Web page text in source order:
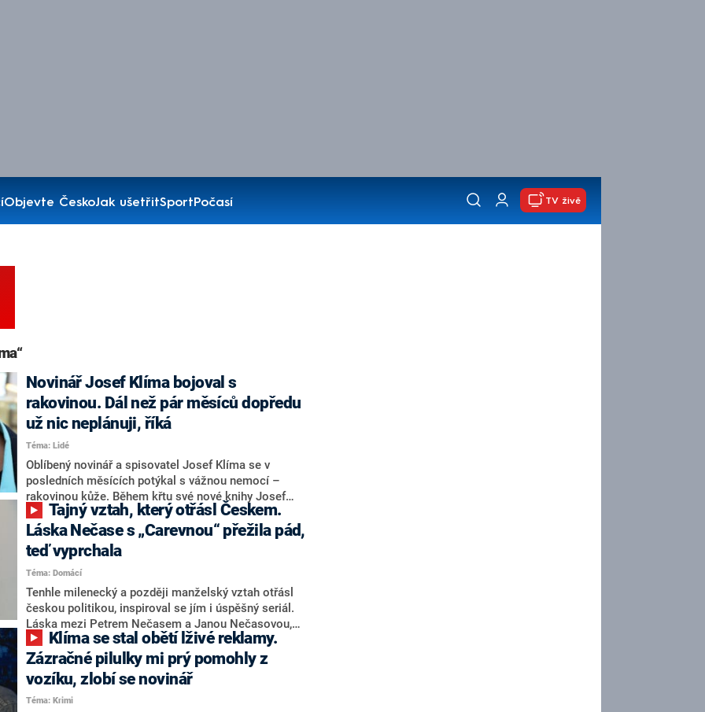
Objevte ČeskoJak ušetřitSportPočasí TV živě
Novinář Josef Klíma bojoval s
rakovinou. Dál než pár měsíců dopředu
už nic neplánuji, říká
Téma: Lidé
Oblíbený novinář a spisovatel Josef Klíma se v
posledních měsících potýkal s vážnou nemocí –
rakovinou kůže. Během křtu své nové knihy Josef
Klíma: Tváří v tvář zločinu to prozradil webu Blesk.
Nyní by měl být naštěstí v remisi, ale strach o zdraví v
novináři přetrvává.
Láska Nečase s „Carevnou“ přežila pád,
teď vyprchala
Téma: Domácí
Tenhle milenecký a později manželský vztah otřásl
českou politikou, inspiroval se jím i úspěšný seriál.
Láska mezi Petrem Nečasem a Janou Nečasovou,
původně Nagyovou, ale po dvaceti letech vyprchala.
Poté, co pár přetrpěl dlouhá soudní martyria,
Nečasová oznámila, že se rozvádí.
Zázračné pilulky mi prý pomohly z
vozíku, zlobí se novinář
Téma: Krimi